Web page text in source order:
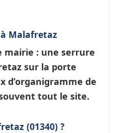
Malafretaz
mairie : une serrure
sur la porte
d’organigramme de
tout le site.
(01340) ?